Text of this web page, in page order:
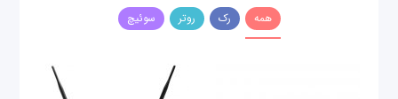
همه رک روتر سوئیچ